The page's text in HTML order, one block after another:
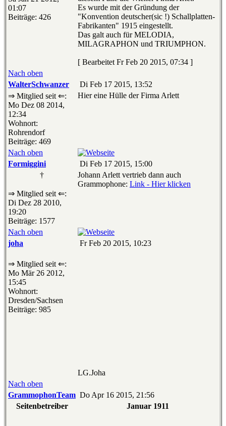
01:07
Beiträge: 426
Es wurde mit der Gründung der
"Konvention deutscher(sic !) Schallplatten-
Fabrikanten" 1915 eingestellt.
Das galt auch für MELODIA,
MILAGRAPHON und TRIUMPHON.
[ Bearbeitet Fr Feb 20 2015, 07:34 ]
Nach oben
WalterSchwanzer
Di Feb 17 2015, 13:52
⇒ Mitglied seit ⇐:
Mo Dez 08 2014,
12:34
Wohnort:
Rohrendorf
Beiträge: 469
Hier eine Hülle der Firma Arlett
Nach oben
Formiggini
Di Feb 17 2015, 15:00
†
⇒ Mitglied seit ⇐:
Di Dez 28 2010,
19:20
Beiträge: 1577
Johann Arlett vertrieb dann auch
Grammophone: Link - Hier klicken
Nach oben
joha
Fr Feb 20 2015, 10:23
⇒ Mitglied seit ⇐:
Mo Mär 26 2012,
15:45
Wohnort:
Dresden/Sachsen
Beiträge: 985
LG.Joha
Nach oben
GrammophonTeam Do Apr 16 2015, 21:56
Seitenbetreiber
Januar 1911